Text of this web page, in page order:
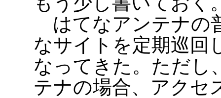
はてなアンテナの
なサイトを定期巡回
なってきた。ただし
テナの場合、アクセ